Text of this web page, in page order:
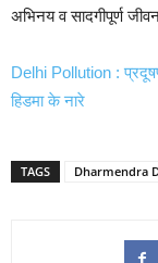
अभिनय व सादगीपूर्ण
Delhi Pollution :
हिडमा के नारे
TAGS Dharmendra